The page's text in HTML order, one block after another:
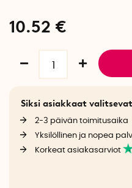
10.52 €
Siksi asiakkaat
2-3 päivän toimitusaika
Yksilöllinen ja nopea
Korkeat asiakasarviot